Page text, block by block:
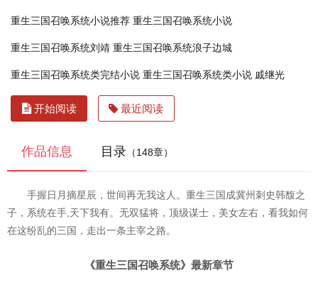
重生三国召唤系统小说推荐 重生三国召唤系统小说
重生三国召唤系统刘靖 重生三国召唤系统浪子边城
重生三国召唤系统类完结小说 重生三国召唤系统类小说 戚继光
开始阅读 最近阅读
作品信息 目录 （148章）
手握日月摘星辰，世间再无我这人。重生三国成冀州刺史韩馥之
子，系统在手,天下我有。无双猛将，顶级谋士，美女左右，看我如何
在这纷乱的三国，走出一条主宰之路。
《重生三国召唤系统》最新章节